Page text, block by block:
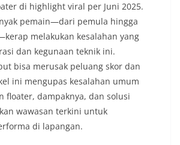
di highlight viral per Juni 2025.
pemain—dari pemula hingga
melakukan kesalahan yang
dan kegunaan teknik ini.
bisa merusak peluang skor dan
ini mengupas kesalahan umum
floater, dampaknya, dan solusi
wawasan terkini untuk
di lapangan.